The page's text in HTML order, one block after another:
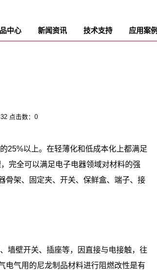
中心 新闻资讯 技术支持 应用案例
点击数：0
25%以上。在轻薄化和低成本化上都满足
完全可以满足电子电器领域对材料的强
骨架、固定夹、开关、保鲜盒、端子、接
墙壁开关、插座等，因直接与电接触，往
电气用的尼龙制品材料进行阻燃改性是有